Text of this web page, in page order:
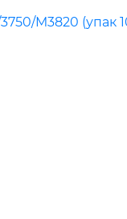
M3820 (упак